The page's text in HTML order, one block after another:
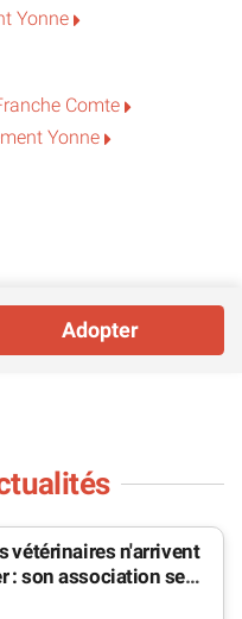
Yonne
Comte
Yonne
Adopter
vétérinaires n'arrivent
: son association se